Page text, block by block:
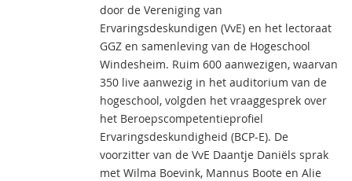
door de Vereniging van
Ervaringsdeskundigen (VvE) en het lectoraat
GGZ en samenleving van de Hogeschool
Windesheim. Ruim 600 aanwezigen, waarvan
350 live aanwezig in het auditorium van de
hogeschool, volgden het vraaggesprek over
het Beroepscompetentieprofiel
Ervaringsdeskundigheid (BCP-E). De
voorzitter van de VvE Daantje Daniëls sprak
met Wilma Boevink, Mannus Boote en Alie